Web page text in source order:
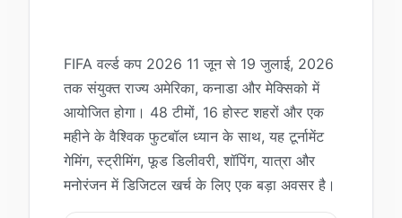
FIFA वर्ल्ड कप 2026 11 जून से 19 जुलाई, 2026
तक संयुक्त राज्य अमेरिका, कनाडा और मेक्सिको में
आयोजित होगा। 48 टीमों, 16 होस्ट शहरों और एक
महीने के वैश्विक फुटबॉल ध्यान के साथ, यह टूर्नामेंट
गेमिंग, स्ट्रीमिंग, फूड डिलीवरी, शॉपिंग, यात्रा और
मनोरंजन में डिजिटल खर्च के लिए एक बड़ा अवसर है।